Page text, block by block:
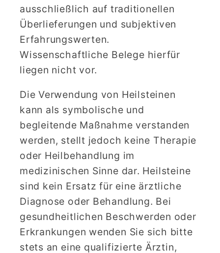
ausschließlich auf traditionellen
Überlieferungen und subjektiven
Erfahrungswerten.
Wissenschaftliche Belege hierfür
liegen nicht vor.
Die Verwendung von Heilsteinen
kann als symbolische und
begleitende Maßnahme verstanden
werden, stellt jedoch keine Therapie
oder Heilbehandlung im
medizinischen Sinne dar. Heilsteine
sind kein Ersatz für eine ärztliche
Diagnose oder Behandlung. Bei
gesundheitlichen Beschwerden oder
Erkrankungen wenden Sie sich bitte
stets an eine qualifizierte Ärztin,